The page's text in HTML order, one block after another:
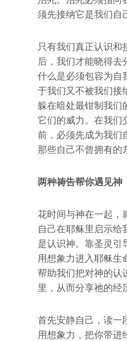
须先接纳它是我们自
只有我们真正认识和
后，我们才能晓得去
什么是必须包容为自
于我们又不被我们接
躲在暗处最钳制我们
它们的威力。在我们
前，必须先成为我们
那些自己不曾拥有的
两种祷告帮你遇见神
花时间与神在一起，
自己在耶稣里启示给
是认识神。靠圣灵引
用想象力进入耶稣生
帮助我们把对神的认
里，从而分享祂的经
首先安静自己，读一
用想象力，把你带进